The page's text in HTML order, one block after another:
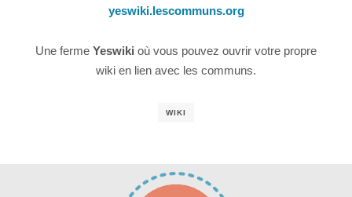
yeswiki.lescommuns.org
Une ferme Yeswiki où vous pouvez ouvrir votre propre
wiki en lien avec les communs.
WIKI